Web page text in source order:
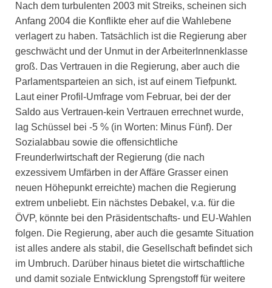
Nach dem turbulenten 2003 mit Streiks, scheinen sich
Anfang 2004 die Konflikte eher auf die Wahlebene
verlagert zu haben. Tatsächlich ist die Regierung aber
geschwächt und der Unmut in der ArbeiterInnenklasse
groß. Das Vertrauen in die Regierung, aber auch die
Parlamentsparteien an sich, ist auf einem Tiefpunkt.
Laut einer Profil-Umfrage vom Februar, bei der der
Saldo aus Vertrauen-kein Vertrauen errechnet wurde,
lag Schüssel bei -5 % (in Worten: Minus Fünf). Der
Sozialabbau sowie die offensichtliche
Freunderlwirtschaft der Regierung (die nach
exzessivem Umfärben in der Affäre Grasser einen
neuen Höhepunkt erreichte) machen die Regierung
extrem unbeliebt. Ein nächstes Debakel, v.a. für die
ÖVP, könnte bei den Präsidentschafts- und EU-Wahlen
folgen. Die Regierung, aber auch die gesamte Situation
ist alles andere als stabil, die Gesellschaft befindet sich
im Umbruch. Darüber hinaus bietet die wirtschaftliche
und damit soziale Entwicklung Sprengstoff für weitere